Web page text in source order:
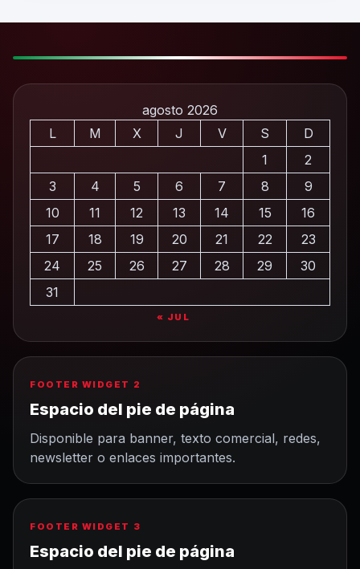
agosto 2026
L
M X J V S
D
1
2
3
4 5 6 7 8
9
10
11 12 13 14 15
16
17
18 19 20 21 22
23
24
25 26 27 28 29
30
31
« JUL
FOOTER WIDGET 2
Espacio del pie de página
Disponible para banner, texto comercial, redes,
newsletter o enlaces importantes.
FOOTER WIDGET 3
Espacio del pie de página